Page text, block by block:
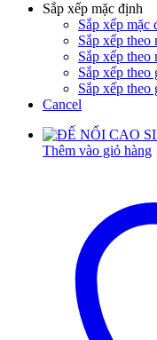
Sắp xếp mặc định
Sắp xếp mặc
Sắp xếp theo
Sắp xếp theo
Sắp xếp theo
Sắp xếp theo
Cancel
Thêm vào giỏ hàng